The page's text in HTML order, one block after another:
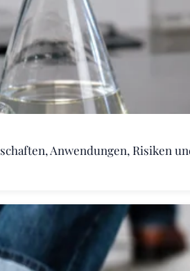
Anwendungen, Risiken